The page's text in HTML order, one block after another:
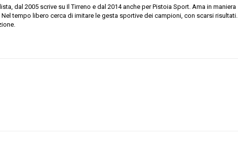
dal 2005 scrive su Il Tirreno e dal 2014 anche per Pistoia Sport. Ama in maniera
tempo libero cerca di imitare le gesta sportive dei campioni, con scarsi risultati.